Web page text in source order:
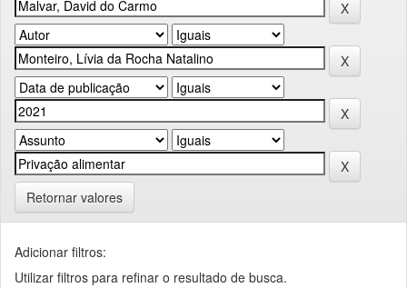
Retornar valores
Adicionar filtros:
Utilizar filtros para refinar o resultado de busca.